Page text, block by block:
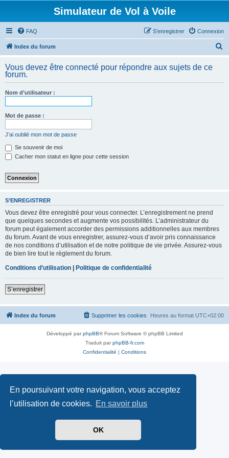
En poursuivant votre navigation, vous acceptez
l’utilisation de cookies. En savoir plus
OK
Simulateur de Vol à Voile
FAQ Connexion
S’enregistrer
Index du forum
h
Vous devez être connecté pour répondre aux sujets de ce
forum.
Nom d’utilisateur :
Mot de passe :
J’ai oublié mon mot de passe
Se souvenir de moi
Cacher mon statut en ligne pour cette session
S’ENREGISTRER
Vous devez être enregistré pour vous connecter. L’enregistrement ne prend
que quelques secondes et augmente vos possibilités. L’administrateur du
forum peut également accorder des permissions additionnelles aux membres
du forum. Avant de vous enregistrer, assurez-vous d’avoir pris connaissance
de nos conditions d’utilisation et de notre politique de vie privée. Assurez-vous
de bien lire tout le règlement du forum.
Conditions d’utilisation | Politique de confidentialité
S’enregistrer
Index du forum Heures au format UTC+02:00
Supprimer les cookies
Développé parphpBB® Forum Software © phpBB Limited
Traduit parphpBB-fr.com
Confidentialité | Conditions